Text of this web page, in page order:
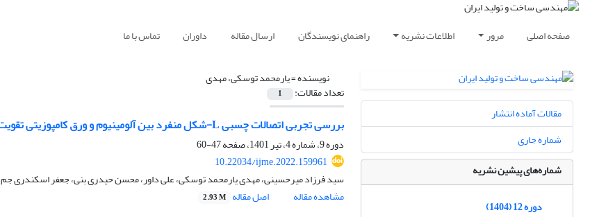
صفحه اصلی مرور اطلاعات نشریه راهنمای نویسندگان ارسال مقاله داوران تماس با ما
نویسنده =یارمحمد توسکی، مهدی
تعداد مقالات: 1
بررسی تجربی اتصالات چسبی L-شکل منفرد بین آلومینیوم و ورق کامپوزیتی تقویت شده با نانوگرافن کربن تحت بارگذاری کششی
دوره 9، شماره 4، تیر 1401، صفحه
47-60
10.22034/ijme.2022.159961
سید فرزاد میرحسینی، مهدی یارمحمد توسکی، علی داور، محسن حیدری بنی، جعفر اسکندری جم
مشاهده مقاله
اصل مقاله 2.93 M
مقالات آماده انتشار
شماره جاری
شماره‌های پیشین نشریه
دوره 12 (1404)